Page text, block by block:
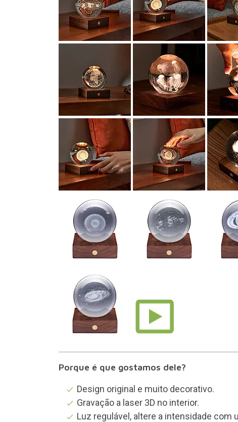
Porque é que gostamos dele?
Design original e muito decorativo.
Gravação a laser 3D no interior.
Luz regulável, altere a intensidade com